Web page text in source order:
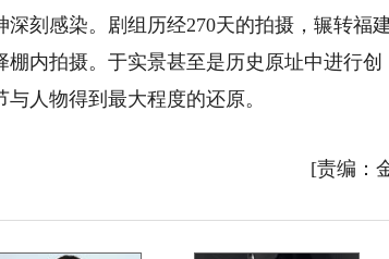
刻感染。剧组历经270天的拍摄，辗转福
内拍摄。于实景甚至是历史原址中进行创
人物得到最大程度的还原。
[责编：